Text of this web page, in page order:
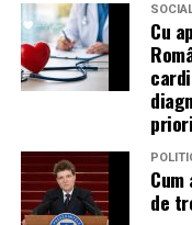
Campaniile de
importante profită
presiunea timpului și
pierde o ofertă sau
ultimele bilete
sau câștigarea unui
reacționeze înainte
Cu
de